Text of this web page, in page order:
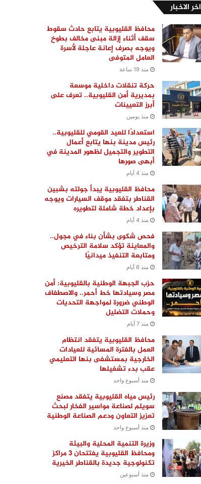
اخر الاخبار
محافظ القليوبية يتابع حادث سقوط
سقف أثناء إزالة مبنى مخالف بطوخ
ويوجه بصرف إعانة عاجلة لأسرة
العامل المتوفى
منذ 19 ساعة
حركة تنقلات داخلية موسعة
بمديرية أمن القليوبية.. تعرف على
أبرز التعيينات
منذ يومين
استعدادًا للعيد القومي للقليوبية..
رئيس مدينة بنها يتابع أعمال
التطوير والتجميل لظهور المدينة في
أبهى صورها
منذ 4 أيام
محافظ القليوبية يبدأ جولته بشبين
القناطر بتفقد موقف السيارات ويوجه
بإعداد خطة شاملة لتطويره
منذ 4 أيام
فحص شكوى بشأن بناء في مجول..
والمعاينة تؤكد سلامة الترخيص
ومتابعة التنفيذ ميدانيًا
منذ 6 أيام
حزب الجبهة الوطنية بالقليوبية: أمن
مصر وسيادتها خط أحمر.. والاصطفاف
الوطني ضرورة لمواجهة التحديات
وحملات التضليل
منذ 7 أيام
محافظ القليوبية يتفقد انتظام
العمل بالفترة المسائية للعيادات
الخارجية بمستشفى بنها التعليمي
عقب بدء تشغيلها
منذ أسبوع واحد
رئيس مياه القليوبية يتفقد مصنع
سويلم لصناعة مواسير الفخار لبحث
تعزيز التعاون ودعم الصناعة الوطنية
منذ أسبوع واحد
وزيرة التنمية المحلية والبيئة
ومحافظ القليوبية يفتتحان 3 مراكز
تكنولوجية جديدة بالقناطر الخيرية
منذ أسبوعين